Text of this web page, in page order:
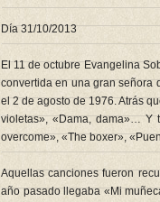
Día 31/10/2013
El 11 de octubre Evangelina
convertida en una gran señora
el 2 de agosto de 1976. Atrás
violetas», «Dama, dama»… Y
overcome», «The boxer»,
Aquellas canciones fueron
año pasado llegaba «Mi